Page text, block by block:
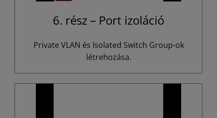
6. rész – Port izoláció
Private VLAN és Isolated Switch Group-ok
létrehozása.